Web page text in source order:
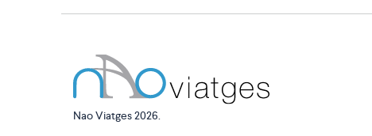
Nao Viatges 2026.